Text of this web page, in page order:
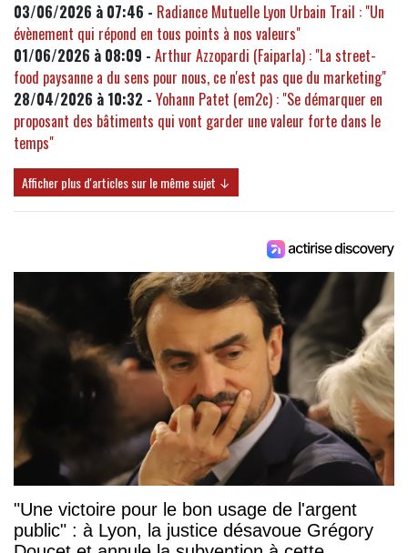
03/06/2026 à 07:46 - Radiance Mutuelle Lyon Urbain Trail : "Un
évènement qui répond en tous points à nos valeurs"
01/06/2026 à 08:09 - Arthur Azzopardi (Faiparla) : "La street-
food paysanne a du sens pour nous, ce n'est pas que du marketing"
28/04/2026 à 10:32 - Yohann Patet (em2c) : "Se démarquer en
proposant des bâtiments qui vont garder une valeur forte dans le
temps"
Afficher plus d'articles sur le même sujet ↓
"Une victoire pour le bon usage de l'argent
public" : à Lyon, la justice désavoue Grégory